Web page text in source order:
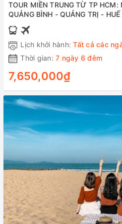
TOUR MIỀN TRUNG TỪ TP HCM: NGHÊ AN - HÀ TĨNH -
QUẢNG BÌNH - QUẢNG TRỊ -
Lịch khởi hành:Tất cả các
Thời gian: 7 ngày 6 đêm
7,650,000₫